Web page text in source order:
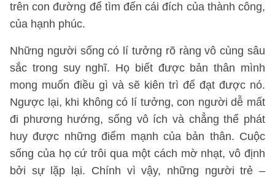
trên con đường để tìm đến cái đích của thành công,
của hạnh phúc.
Những người sống có lí tưởng rõ ràng vô cùng sâu
sắc trong suy nghĩ. Họ biết được bản thân mình
mong muốn điều gì và sẽ kiên trì để đạt được nó.
Ngược lại, khi không có lí tưởng, con người dễ mất
đi phương hướng, sống vô ích và chẳng thể phát
huy được những điểm mạnh của bản thân. Cuộc
sống của họ cứ trôi qua một cách mờ nhạt, vô định
bởi sự lặp lại. Chính vì vậy, những người trẻ –